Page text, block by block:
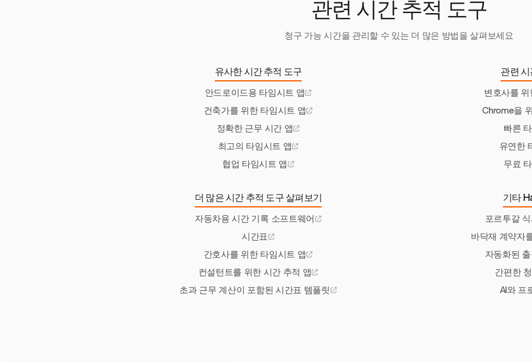
관련 시간 추적 도구
청구 가능 시간을 관리할 수 있는 더 많은 방법을 살펴보세요
유사한 시간 추적 도구
안드로이드용 타임시트 앱
건축가를 위한 타임시트 앱
정확한 근무 시간 앱
최고의 타임시트 앱
협업 타임시트 앱
관련
변호사를 위
Chrome을
빠른
유연한
무료
더 많은 시간 추적 도구 살펴보기
자동차용 시간 기록 소프트웨어
시간표
간호사를 위한 타임시트 앱
컨설턴트를 위한 시간 추적 앱
초과 근무 계산이 포함된 시간표 템플릿
기타
포르투갈
바닥재 계약자
자동화된
간편한
AI와 프